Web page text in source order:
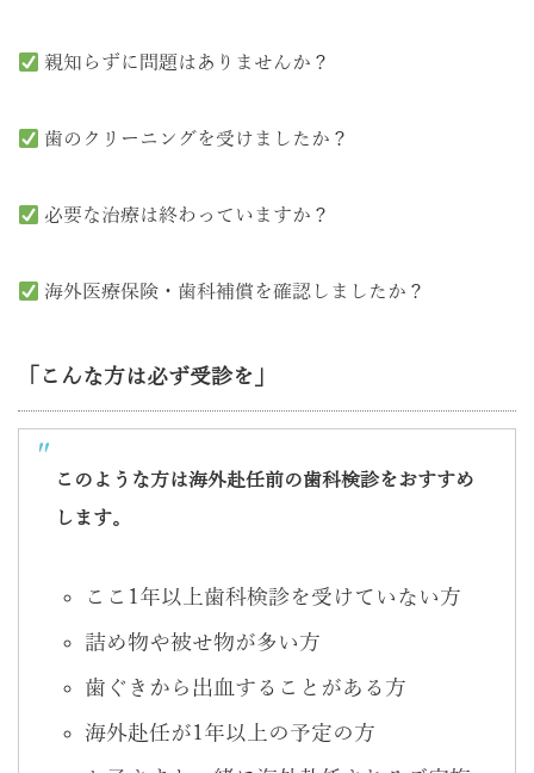
親知らずに問題はありませんか？
歯のクリーニングを受けましたか？
必要な治療は終わっていますか？
海外医療保険・歯科補償を確認しましたか？
「こんな方は必ず受診を」
このような方は海外赴任前の歯科検診をおすすめ
します。
ここ1年以上歯科検診を受けていない方
詰め物や被せ物が多い方
歯ぐきから出血することがある方
海外赴任が1年以上の予定の方